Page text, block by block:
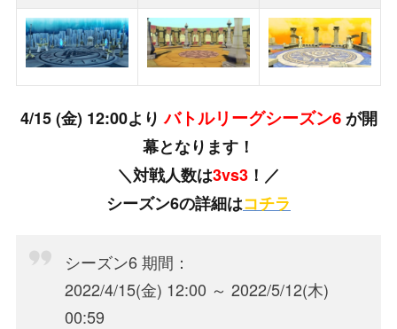
4/15 (金) 12:00よりバトルリーグシーズン6 が開
幕となります！
＼対戦人数は3vs3 ！／
シーズン6の詳細はコチラ
シーズン6 期間：
2022/4/15(金) 12:00 ～ 2022/5/12(木)
00:59